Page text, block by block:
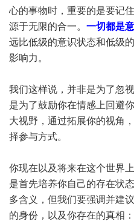
心的事物时，重要的是要记住
源于无限的合一。 一切都是
远比低级的意识状态和低级
影响力。
我们这样说，并非是为了忽
是为了鼓励你在情感上回避
大视野，通过拓展你的视角
择参与方式。
你现在以及将来在这个世界
是首先培养你自己的存在状态
多含义，但我们要强调并建
的身份，以及你存在的真相